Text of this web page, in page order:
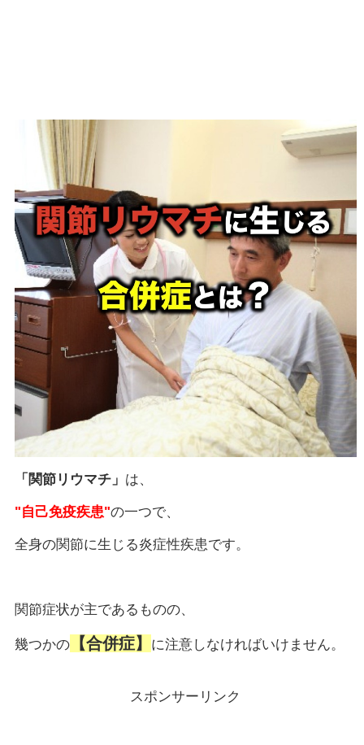
「関節リウマチ」 は、
"自己免疫疾患"の一つで、
全身の関節に生じる炎症性疾患です。
関節症状が主であるものの、
幾つかの【合併症】 に注意しなければいけません。
スポンサーリンク